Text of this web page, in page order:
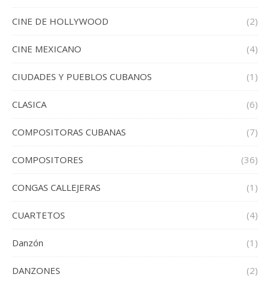
CINE DE HOLLYWOOD (2)
CINE MEXICANO (4)
CIUDADES Y PUEBLOS CUBANOS (1)
CLASICA (6)
COMPOSITORAS CUBANAS (7)
COMPOSITORES (36)
CONGAS CALLEJERAS (1)
CUARTETOS (4)
Danzón (1)
DANZONES (2)